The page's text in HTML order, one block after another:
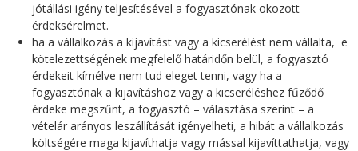
jótállási igény teljesítésével a fogyasztónak okozott
érdeksérelmet.
ha a vállalkozás a kijavítást vagy a kicserélést nem vállalta, e
kötelezettségének megfelelő határidőn belül, a fogyasztó
érdekeit kímélve nem tud eleget tenni, vagy ha a
fogyasztónak a kijavításhoz vagy a kicseréléshez fűződő
érdeke megszűnt, a fogyasztó – választása szerint – a
vételár arányos leszállítását igényelheti, a hibát a vállalkozás
költségére maga kijavíthatja vagy mással kijavíttathatja, vagy